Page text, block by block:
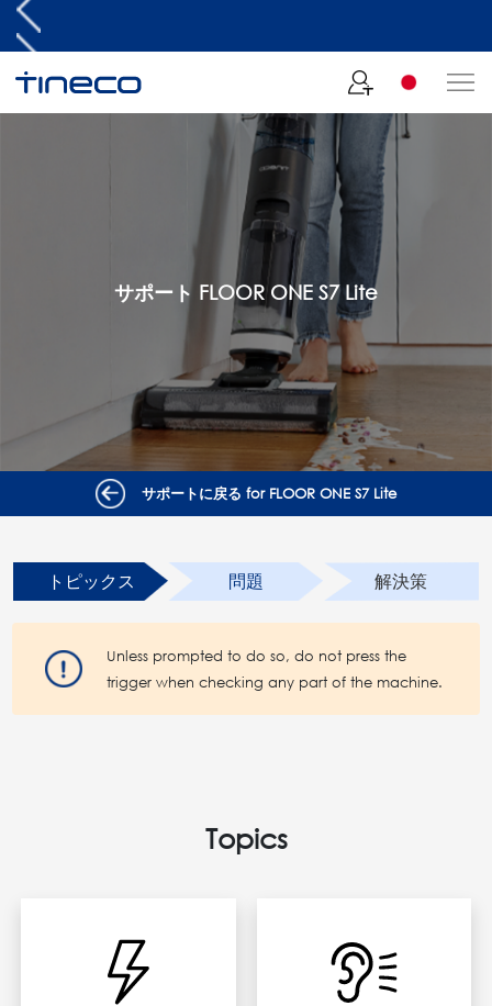
サポート FLOOR ONE S7 Lite
サポートに戻る for FLOOR ONE S7 Lite
トピックス 問題 解決策
Unless prompted to do so, do not press the
trigger when checking any part of the machine.
Topics